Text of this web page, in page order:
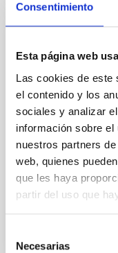
Consentimiento
Esta página web
Las cookies de este
el contenido y los
sociales y analizar
información sobre el
nuestros partners
web, quienes
que les haya
partir del uso que
Necesarias
UN
LABORAL -
Se convoca
personal laboral
categoría
al Convenio y